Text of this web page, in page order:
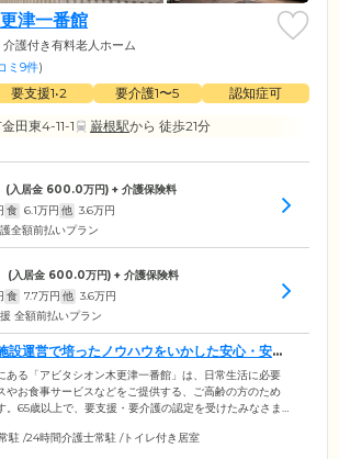
津一番館
介護付き有料老人ホーム
ミ9件)
要支援1•2 要介護1〜5
認知症可
田東4-11-1
巌根駅から 徒歩21分
(入居金 600.0万円) + 介護保険料
食 6.1万円 他 3.6万円
全額前払いプラン
(入居金 600.0万円) + 介護保険料
食 7.7万円 他 3.6万円
全額前払いプラン
設運営で培ったノウハウをいかした安心・安全
ある「アビタシオン木更津一番館」は、日常生活に必要
やお食事サービスなどをご提供する、ご高齢の方のため
。65歳以上で、要支援・要介護の認定を受けたみなさま
」は、まだ介護保険制度のない1984年に福岡に介護施設
駐 /24時間介護士常駐 /トイレ付き居室